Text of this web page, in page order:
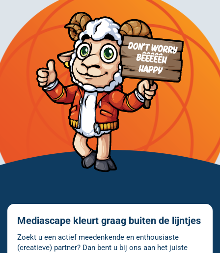
Mediascape kleurt graag buiten de lijntjes
Zoekt u een actief meedenkende en enthousiaste
(creatieve) partner? Dan bent u bij ons aan het juiste